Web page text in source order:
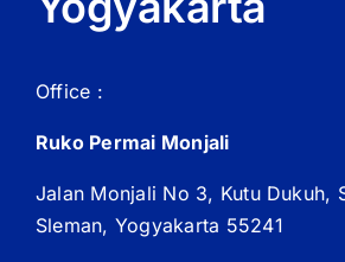
Office :
Ruko Permai Monjali
Jalan Monjali No 3, Kutu Dukuh,
Sleman, Yogyakarta 55241